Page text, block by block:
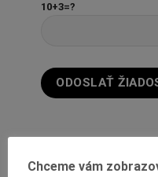
10+3=?
Chceme vám